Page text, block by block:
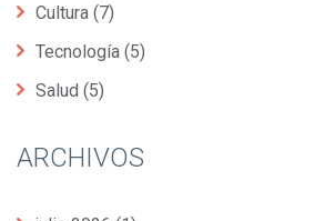
Cultura (7)
Tecnología (5)
Salud (5)
ARCHIVOS